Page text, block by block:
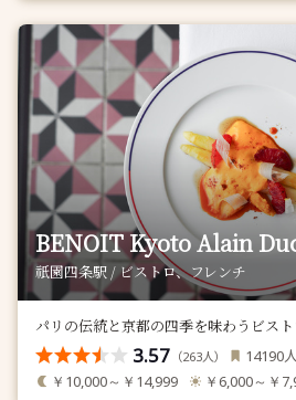
BENOIT Kyoto Alain
祇園四条駅 / ビストロ、フレンチ
パリの伝統と京都の四季を味わうビス
3.57 （263人） 14190人
￥10,000～￥14,999 ￥6,000～￥